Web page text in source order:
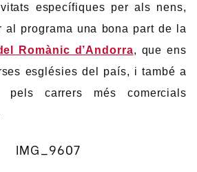
específiques per als nens,
al programa una bona part de la
Romànic d’Andorra, que ens
esglésies del país, i també a
carrers més comercials